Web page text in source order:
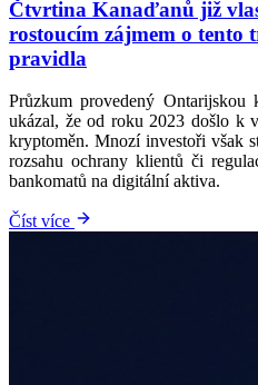
Čtvrtina Kanaďanů již
rostoucím zájmem o tento
pravidla
Průzkum provedený
ukázal, že od roku 2023 došlo k
kryptoměn. Mnozí investoři však
rozsahu ochrany klientů či
bankomatů na digitální aktiva.
Číst více